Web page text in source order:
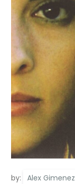
by: Alex Gimenez